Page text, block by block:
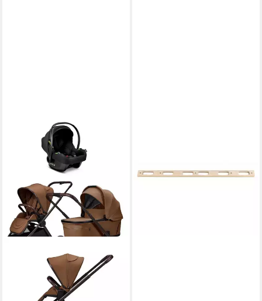
20,94 € UVP34,90 €